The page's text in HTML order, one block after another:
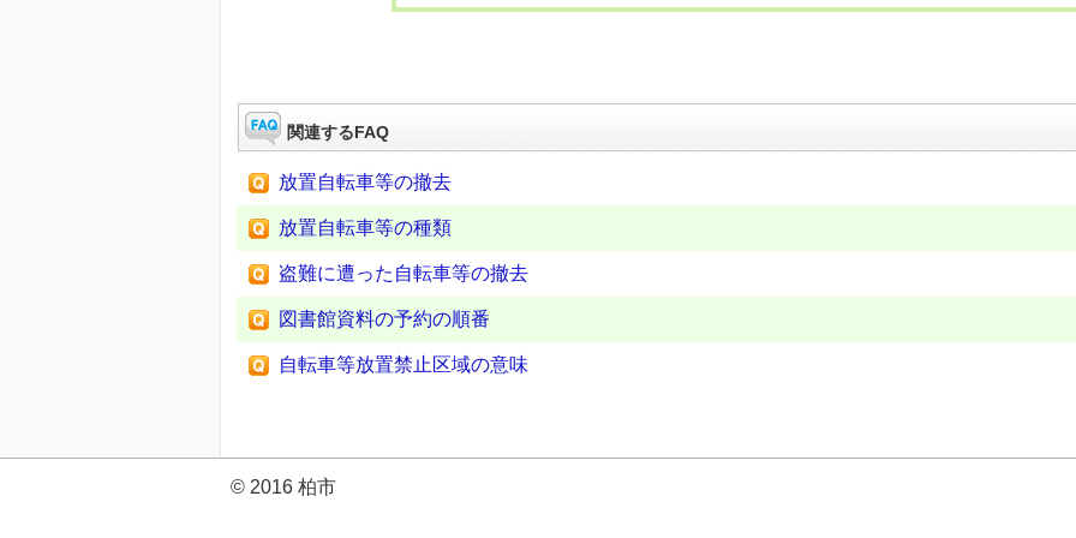
関連するFAQ
放置自転車等の撤去
放置自転車等の種類
盗難に遭った自転車等の撤去
図書館資料の予約の順番
自転車等放置禁止区域の意味
© 2016 柏市